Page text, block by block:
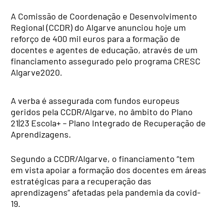
A Comissão de Coordenação e Desenvolvimento
Regional (CCDR) do Algarve anunciou hoje um
reforço de 400 mil euros para a formação de
docentes e agentes de educação, através de um
financiamento assegurado pelo programa CRESC
Algarve2020.
A verba é assegurada com fundos europeus
geridos pela CCDR/Algarve, no âmbito do Plano
21|23 Escola+ – Plano Integrado de Recuperação de
Aprendizagens.
Segundo a CCDR/Algarve, o financiamento “tem
em vista apoiar a formação dos docentes em áreas
estratégicas para a recuperação das
aprendizagens” afetadas pela pandemia da covid-
19.